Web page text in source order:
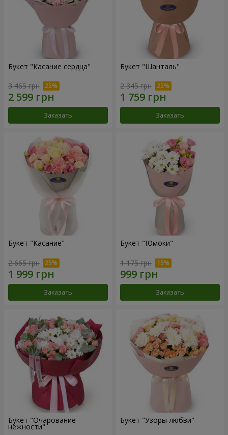
Букет "Касание сердца"
3 465 грн
Заказать
Букет "Шанталь"
2 345 грн
Заказать
Букет "Касание"
2 665 грн
Заказать
Букет "Юмоки"
1 175 грн
Заказать
Букет "Очарование
нежности"
Букет "Узоры любви"